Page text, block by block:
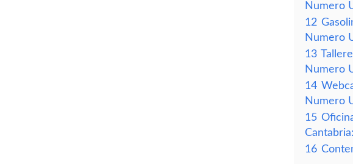
Numero
12
Numero
13
Numero
14
Numero
15
Cantabria:
16